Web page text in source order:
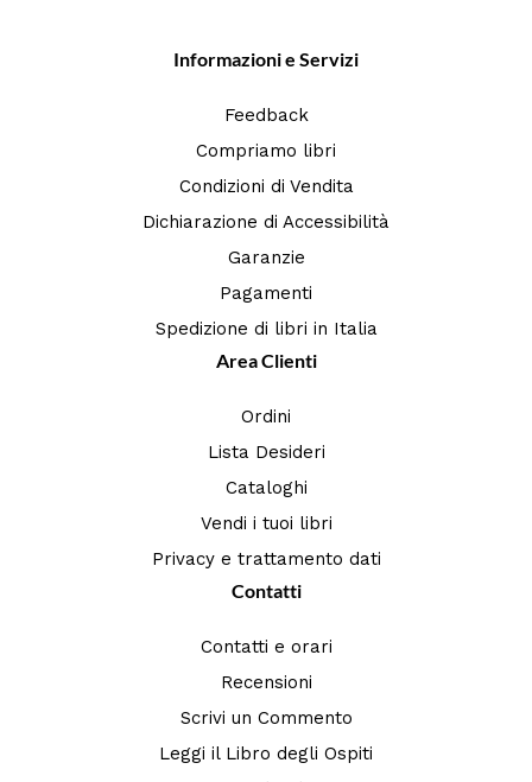
Informazioni e Servizi
Feedback
Compriamo libri
Condizioni di Vendita
Dichiarazione di Accessibilità
Garanzie
Pagamenti
Spedizione di libri in Italia
Area Clienti
Ordini
Lista Desideri
Cataloghi
Vendi i tuoi libri
Privacy e trattamento dati
Contatti
Contatti e orari
Recensioni
Scrivi un Commento
Leggi il Libro degli Ospiti